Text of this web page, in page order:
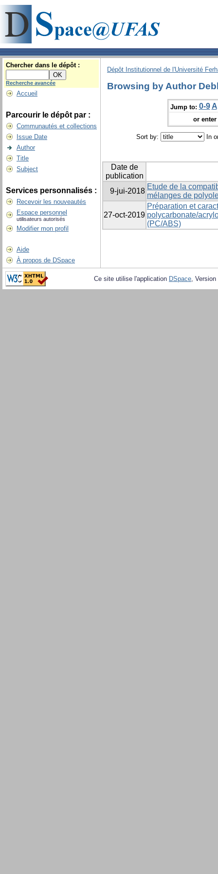
Chercher dans le dépôt :
Recherche avancée
Accueil
Parcourir le dépôt par :
Communautés et collections
Issue Date
Author
Title
Subject
Services personnalisés :
Recevoir les nouveautés
Espace personnel
utilisateurs autorisés
Modifier mon profil
Aide
À propos de DSpace
Dépôt Institutionnel de l'Université
Browsing by Author
Jump to: 0-9 A
or
Sort by: In
Date de
publication
9-jui-2018
Etude de la
mélanges de
27-oct-2019
Préparation et
polycarbonate/
(PC/ABS)
Ce site utilise l'application DSpace,